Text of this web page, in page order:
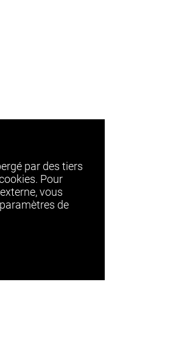
par des tiers
Pour
vous
de